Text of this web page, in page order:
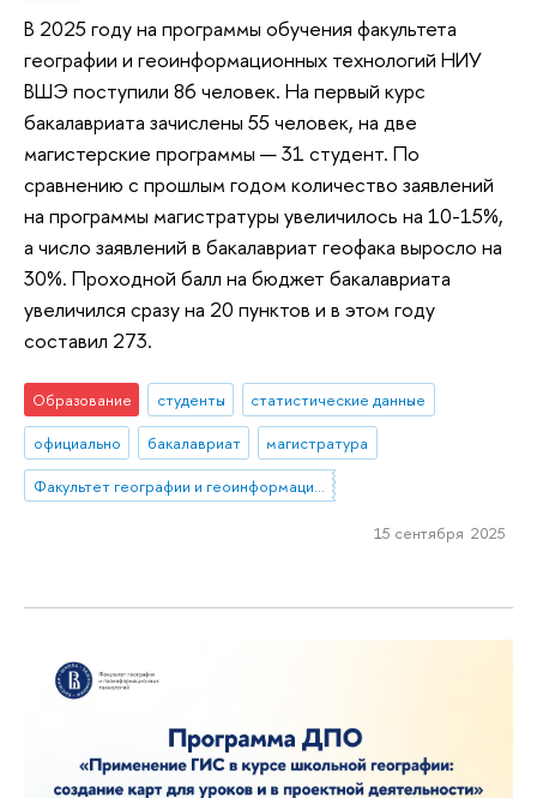
В 2025 году на программы обучения факультета
географии и геоинформационных технологий НИУ
ВШЭ поступили 86 человек. На первый курс
бакалавриата зачислены 55 человек, на две
магистерские программы — 31 студент. По
сравнению с прошлым годом количество заявлений
на программы магистратуры увеличилось на 10-15%,
а число заявлений в бакалавриат геофака выросло на
30%. Проходной балл на бюджет бакалавриата
увеличился сразу на 20 пунктов и в этом году
составил 273.
Образование студенты
статистические данные
официально
бакалавриат
магистратура
15 сентября 2025